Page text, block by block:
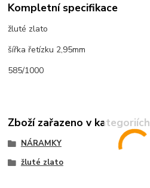
Kompletní specifikace
žluté zlato
šířka řetízku 2,95mm
585/1000
Zboží zařazeno v kategoriích
NÁRAMKY
žluté zlato